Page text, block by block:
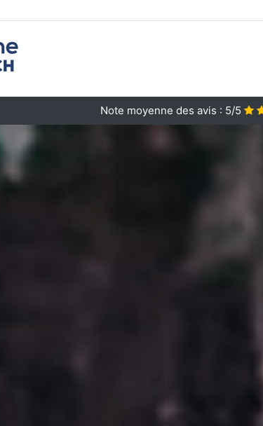
Note moyenne des avis : 5/5